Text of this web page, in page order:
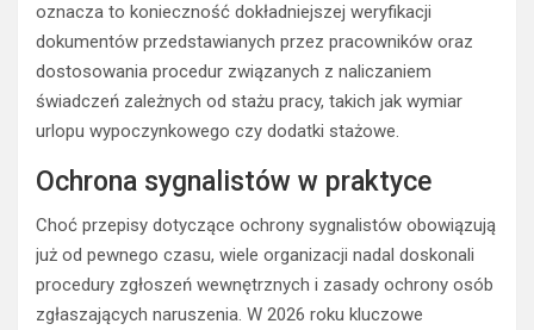
oznacza to konieczność dokładniejszej weryfikacji
dokumentów przedstawianych przez pracowników oraz
dostosowania procedur związanych z naliczaniem
świadczeń zależnych od stażu pracy, takich jak wymiar
urlopu wypoczynkowego czy dodatki stażowe.
Ochrona sygnalistów w praktyce
Choć przepisy dotyczące ochrony sygnalistów obowiązują
już od pewnego czasu, wiele organizacji nadal doskonali
procedury zgłoszeń wewnętrznych i zasady ochrony osób
zgłaszających naruszenia. W 2026 roku kluczowe